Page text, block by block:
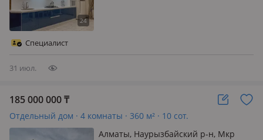
Специалист
31 июл.
185 000 000₸
Отдельный дом · 4 комнаты · 360 м² · 10 сот.
Алматы, Наурызбайский р-н, Мкр